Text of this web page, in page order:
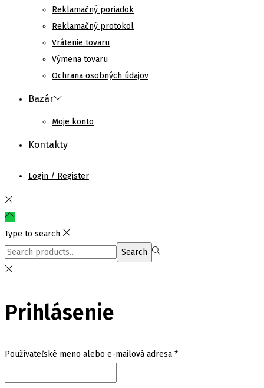
Reklamačný poriadok
Reklamačný protokol
Vrátenie tovaru
Výmena tovaru
Ochrana osobných údajov
Bazár
Moje konto
Kontakty
Login / Register
Type to search
Search
for:>
Search
Prihlásenie
Používateľské meno alebo e-mailová adresa *Povinné